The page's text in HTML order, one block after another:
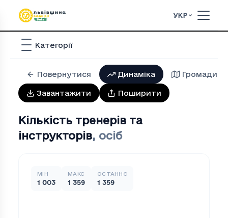
УКР
Категорії
Повернутися Динаміка Громади
Завантажити Поширити
Кількість тренерів та
інструкторів, осіб
МІН
1 003
МАКС
1 359
ОСТАННЄ
1 359